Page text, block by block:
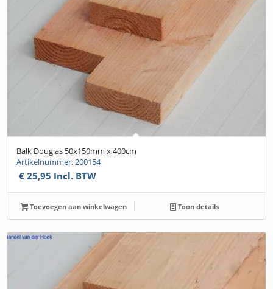
Balk Douglas 50x150mm x 400cm
Artikelnummer: 200154
€ 25,95 Incl. BTW
Toevoegen aan winkelwagen Toon details